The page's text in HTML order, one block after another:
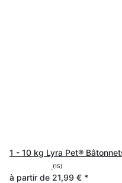
1 - 10 kg Lyra Pet®
(15)
à partir de 21,99 € *